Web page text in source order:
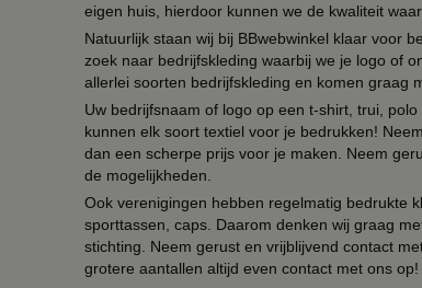
eigen huis, hierdoor kunnen we de kwaliteit
Natuurlijk staan wij bij BBwebwinkel klaar voor
zoek naar bedrijfskleding waarbij we je logo of
allerlei soorten bedrijfskleding en komen graag
Uw bedrijfsnaam of logo op een t-shirt, trui,
kunnen elk soort textiel voor je bedrukken!
dan een scherpe prijs voor je maken. Neem
de mogelijkheden.
Ook verenigingen hebben regelmatig bedrukte
sporttassen, caps. Daarom denken wij graag
stichting. Neem gerust en vrijblijvend contact
grotere aantallen altijd even contact met ons